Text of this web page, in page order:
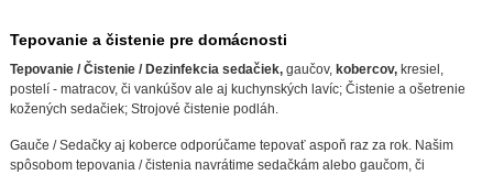
Tepovanie a čistenie pre domácnosti
Tepovanie / Čistenie / Dezinfekcia sedačiek,gaučov, kobercov, kresiel,
postelí - matracov, či vankúšov ale aj kuchynských lavíc; Čistenie a ošetrenie
kožených sedačiek; Strojové čistenie podláh.
Gauče / Sedačky aj koberce odporúčame tepovať aspoň raz za rok. Našim
spôsobom tepovania / čistenia navrátime sedačkám alebo gaučom, či